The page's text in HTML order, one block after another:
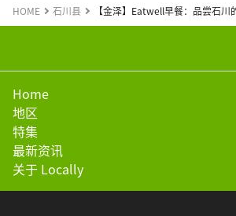
HOME 石川县 【金泽】Eatwell早餐：品尝石川
Home
地区
特集
最新资讯
关于 Locally